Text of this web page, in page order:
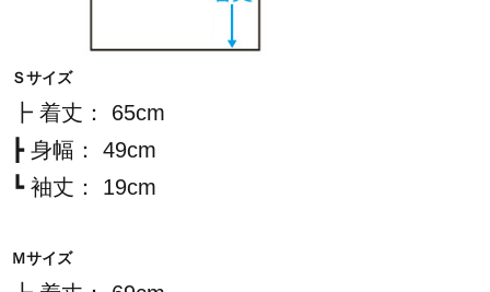
Ｓサイズ
┣ 着丈： 65cm
┣ 身幅： 49cm
┗ 袖丈： 19cm
Ｍサイズ